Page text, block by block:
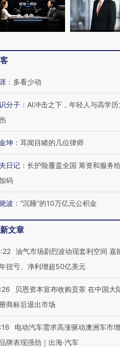
”？
毒品
第四届链博
： 多看少动
分子 ： AI冲击之下，年轻人与高学历
坤 ： 耳闻目睹的几位律师
日记 ： 长护险覆盖全国 筹资和服务
码
波 ： “沉睡”的10万亿元公积金
文章
油气市场剧烈波动现套利空间 嘉
扭亏、净利增超50亿美元
贝恩资本宣布收购贡茶 在中国大
商标后退出市场
电动汽车需求高涨驱动澳洲车市
牌表现强劲｜出海·汽车